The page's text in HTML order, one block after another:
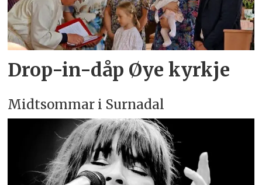
Drop-in-dåp Øye kyrkje
Midtsommar i Surnadal